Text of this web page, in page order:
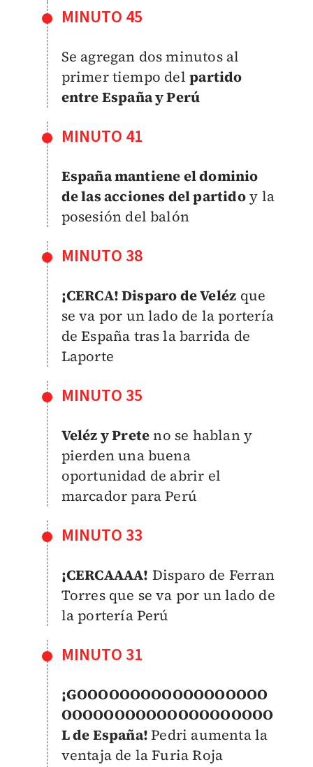
MINUTO 45
Se agregan dos minutos al
primer tiempo delpartido
entre España y Perú
MINUTO 41
España mantiene el dominio
de las acciones del partidoy la
posesión del balón
MINUTO 38
¡CERCA! Disparo de Veléz que
se va por un lado de la portería
de España tras la barrida de
Laporte
MINUTO 35
Veléz y Preteno se hablan y
pierden una buena
oportunidad de abrir el
marcador para Perú
MINUTO 33
¡CERCAAAA! Disparo de Ferran
Torres que se va por un lado de
la portería Perú
MINUTO 31
¡GOOOOOOOOOOOOOOOOOO
OOOOOOOOOOOOOOOOOOOO
L de España!Pedri aumenta la
ventaja de la Furia Roja